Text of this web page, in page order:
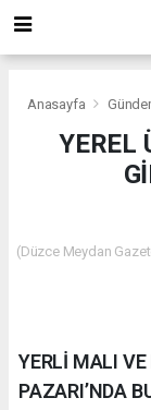
Anasayfa
YEREL
(Düzce Meydan
YERLİ MALI
PAZARI’NDA